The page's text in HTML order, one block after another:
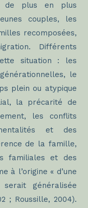
de plus en plus
couples, les
recomposées,
Différents
situation : les
le
plein ou atypique
la précarité de
les conflits
et des
de la famille,
familiales et des
à l’origine « d’une
généralisée
; Roussille, 2004).